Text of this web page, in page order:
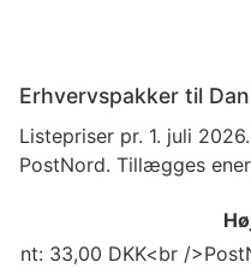
Erhvervspakker til
Listepriser pr. 1. juli
PostNord. Tillægges
33,00 DKK<br /